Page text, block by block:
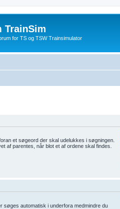
TrainSim
for TS og TSW Trainsimulator
et søgeord der skal udelukkes i søgningen.
af parentes, når blot et af ordene skal findes.
søges automatisk i underfora medmindre du